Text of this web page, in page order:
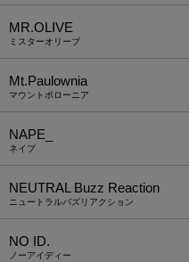
MR.OLIVE
ミスターオリーブ
Mt.Paulownia
マウントポローニア
NAPE_
ネイプ
NEUTRAL Buzz Reaction
ニュートラルバズリアクション
NO ID.
ノーアイディー